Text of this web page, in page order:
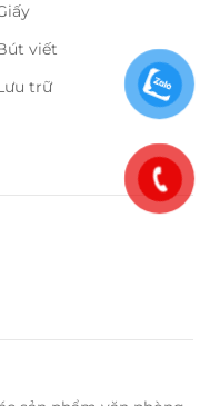
viết
trữ